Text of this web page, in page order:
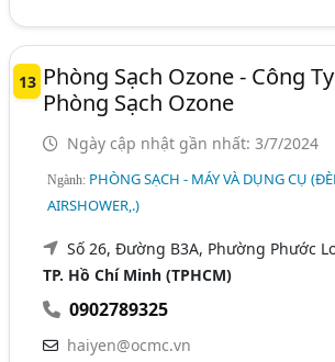
13 Phòng Sạch Ozone - Công
Phòng Sạch Ozone
Ngày cập nhật gần nhất: 3/7/2024
Ngành: PHÒNG SẠCH - MÁY VÀ DỤNG CỤ
AIRSHOWER,.)
Số 26, Đường B3A, Phường Phước
TP. Hồ Chí Minh (TPHCM)
0902789325
haiyen@ocmc.vn